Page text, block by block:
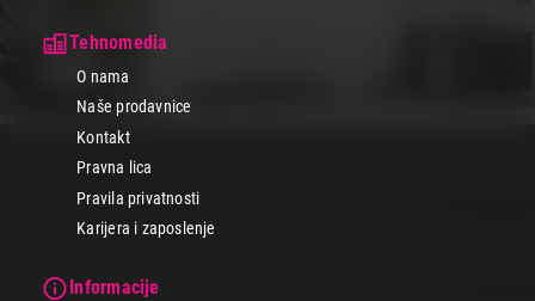
Tehnomedia
O nama
Naše prodavnice
Kontakt
Pravna lica
Pravila privatnosti
Karijera i zaposlenje
Informacije